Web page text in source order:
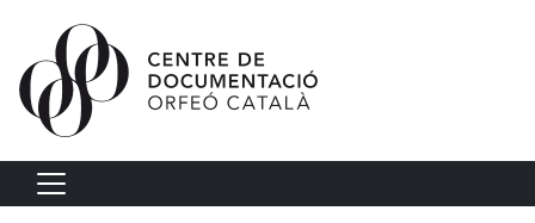
Vés al contingut
Navegació principal